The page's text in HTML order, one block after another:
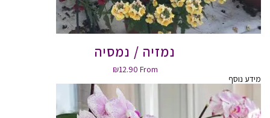
נמזיה / נמסיה
From
₪12.90
מידע נוסף